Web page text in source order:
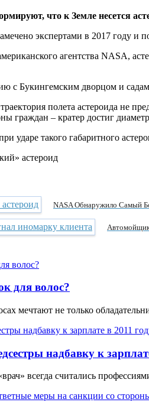
что к Земле несется
экспертами в 2017 году и
агентства NASA,
с Букингемским дворцом и
полета астероида не
граждан – кратер достиг
ударе такого габаритного
NASA Обнаружило Самый
для волос?
мечтают не только
надбавку к
всегда считались